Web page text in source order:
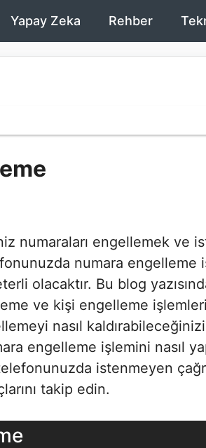
Yapay Zeka Rehber
numaraları engellemek ve
numara engelleme
olacaktır. Bu blog
ve kişi engelleme
nasıl
engelleme işlemini nasıl
istenmeyen
takip edin.